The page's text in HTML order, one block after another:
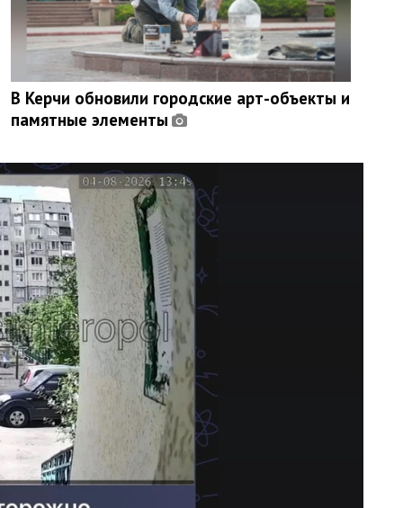
В Керчи обновили городские арт-объекты и
памятные элементы